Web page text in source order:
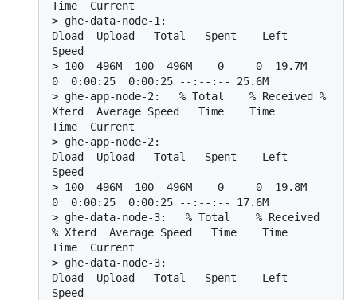
Time  Current
> ghe-data-node-1:
Dload  Upload   Total   Spent    Left
Speed
> 100  496M  100  496M    0     0  19.7M
0  0:00:25  0:00:25 --:--:-- 25.6M
> ghe-app-node-2:   % Total    % Received %
Xferd  Average Speed   Time    Time
Time  Current
> ghe-app-node-2:
Dload  Upload   Total   Spent    Left
Speed
> 100  496M  100  496M    0     0  19.8M
0  0:00:25  0:00:25 --:--:-- 17.6M
> ghe-data-node-3:   % Total    % Received
% Xferd  Average Speed   Time    Time
Time  Current
> ghe-data-node-3:
Dload  Upload   Total   Spent    Left
Speed